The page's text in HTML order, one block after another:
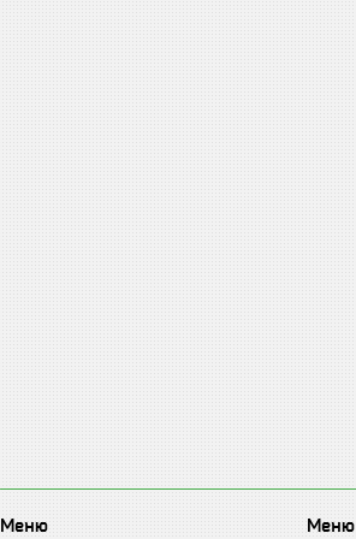
Меню Меню